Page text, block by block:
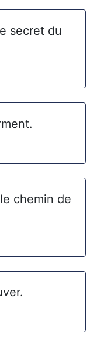
secret du
chemin de